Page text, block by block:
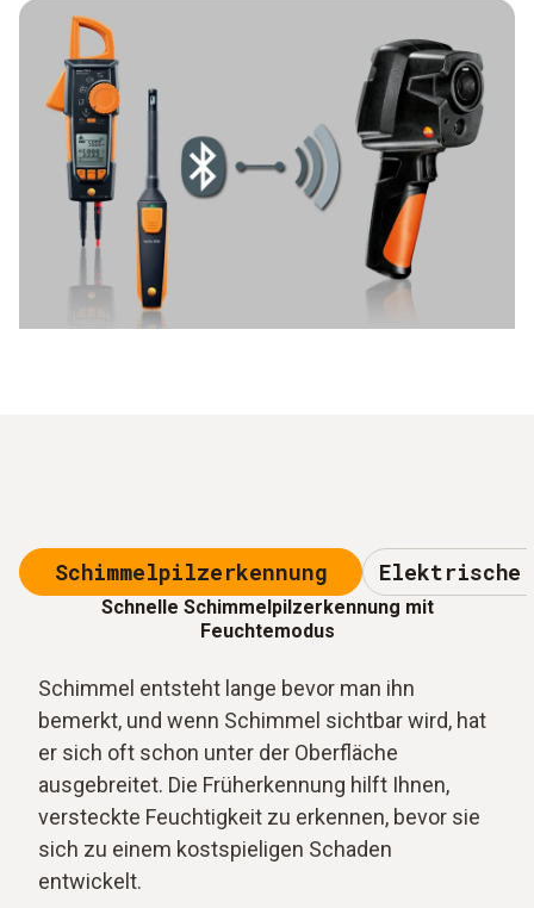
Schimmelpilzerkennung Elektrische
Schnelle Schimmelpilzerkennung mit
Feuchtemodus
Schimmel entsteht lange bevor man ihn
bemerkt, und wenn Schimmel sichtbar wird, hat
er sich oft schon unter der Oberfläche
ausgebreitet. Die Früherkennung hilft Ihnen,
versteckte Feuchtigkeit zu erkennen, bevor sie
sich zu einem kostspieligen Schaden
entwickelt.